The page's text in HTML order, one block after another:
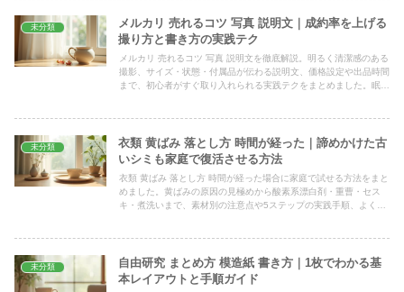
未分類
メルカリ 売れるコツ 写真 説明文｜成約率を上げる
撮り方と書き方の実践テク
メルカリ 売れるコツ 写真 説明文を徹底解説。明るく清潔感のある
撮影、サイズ・状態・付属品が伝わる説明文、価格設定や出品時間
まで、初心者がすぐ取り入れられる実践テクをまとめました。眠っ
未分類
衣類 黄ばみ 落とし方 時間が経った｜諦めかけた古
いシミも家庭で復活させる方法
衣類 黄ばみ 落とし方 時間が経った場合に家庭で試せる方法をまと
めました。黄ばみの原因の見極めから酸素系漂白剤・重曹・セス
キ・煮洗いまで、素材別の注意点や5ステップの実践手順、よくあ
未分類
自由研究 まとめ方 模造紙 書き方｜1枚でわかる基
本レイアウトと手順ガイド